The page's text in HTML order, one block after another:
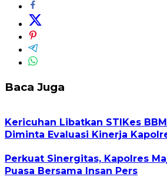
Baca Juga
Kericuhan Libatkan STIKes
Diminta Evaluasi Kinerja
Perkuat Sinergitas, Kapolres
Puasa Bersama Insan Pers